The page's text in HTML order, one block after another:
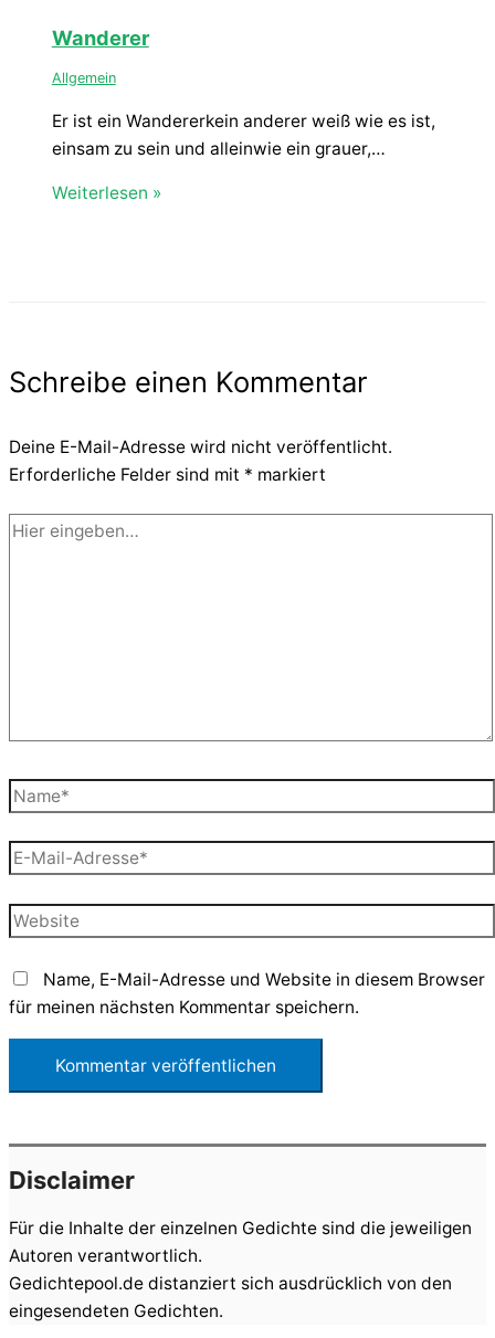
Wanderer
Allgemein
Er ist ein Wandererkein anderer weiß wie es ist,
einsam zu sein und alleinwie ein grauer,…
Weiterlesen »
Schreibe einen Kommentar
Deine E-Mail-Adresse wird nicht veröffentlicht.
Erforderliche Felder sind mit * markiert
Hier
Name*
E-
Mail-
Adresse*
Website
Name, E-Mail-Adresse und Website in diesem Browser
für meinen nächsten Kommentar speichern.
Disclaimer
Für die Inhalte der einzelnen Gedichte sind die jeweiligen
Autoren verantwortlich.
Gedichtepool.de distanziert sich ausdrücklich von den
eingesendeten Gedichten.